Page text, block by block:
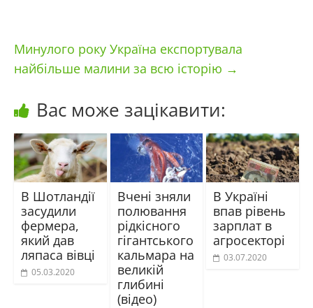
Минулого року Україна експортувала
найбільше малини за всю історію →
Вас може зацікавити:
В Шотландії
засудили
фермера,
який дав
ляпаса вівці
05.03.2020
Вчені зняли
полювання
рідкісного
гігантського
кальмара на
великій
глибині
(відео)
В Україні
впав рівень
зарплат в
агросекторі
03.07.2020